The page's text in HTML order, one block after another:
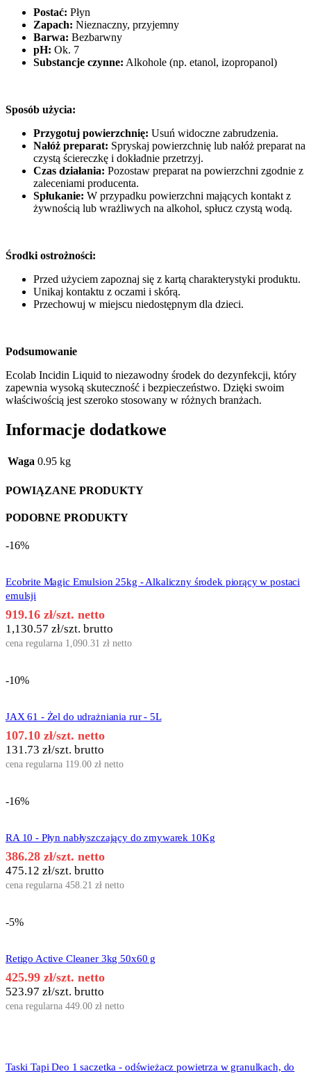
Postać: Płyn
Zapach: Nieznaczny, przyjemny
Barwa: Bezbarwny
pH: Ok. 7
Substancje czynne: Alkohole (np. etanol, izopropanol)
Sposób użycia:
Przygotuj powierzchnię: Usuń widoczne zabrudzenia.
Nałóż preparat: Spryskaj powierzchnię lub nałóż preparat na
czystą ściereczkę i dokładnie przetrzyj.
Czas działania: Pozostaw preparat na powierzchni zgodnie z
zaleceniami producenta.
Spłukanie: W przypadku powierzchni mających kontakt z
żywnością lub wrażliwych na alkohol, spłucz czystą wodą.
Środki ostrożności:
Przed użyciem zapoznaj się z kartą charakterystyki produktu.
Unikaj kontaktu z oczami i skórą.
Przechowuj w miejscu niedostępnym dla dzieci.
Podsumowanie
Ecolab Incidin Liquid to niezawodny środek do dezynfekcji, który
zapewnia wysoką skuteczność i bezpieczeństwo. Dzięki swoim
właściwością jest szeroko stosowany w różnych branżach.
Informacje dodatkowe
Waga 0.95 kg
POWIĄZANE PRODUKTY
PODOBNE PRODUKTY
-16%
Ecobrite Magic Emulsion 25kg - Alkaliczny środek piorący w postaci
emulsji
919.16 zł/szt. netto
1,130.57 zł/szt. brutto
cena regularna 1,090.31 zł netto
-10%
JAX 61 - Żel do udrażniania rur - 5L
107.10 zł/szt. netto
131.73 zł/szt. brutto
cena regularna 119.00 zł netto
-16%
RA 10 - Płyn nabłyszczający do zmywarek 10Kg
386.28 zł/szt. netto
475.12 zł/szt. brutto
cena regularna 458.21 zł netto
-5%
Retigo Active Cleaner 3kg 50x60 g
425.99 zł/szt. netto
523.97 zł/szt. brutto
cena regularna 449.00 zł netto
Taski Tapi Deo 1 saczetka - odświeżacz powietrza w granulkach, do